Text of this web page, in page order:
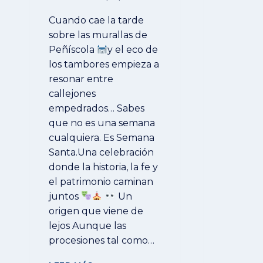
Cuando cae la tarde
sobre las murallas de
Peñíscola
y el eco de
los tambores empieza a
resonar entre
callejones
empedrados… Sabes
que no es una semana
cualquiera. Es Semana
Santa.Una celebración
donde la historia, la fe y
el patrimonio caminan
juntos
Un
origen que viene de
lejos Aunque las
procesiones tal como…